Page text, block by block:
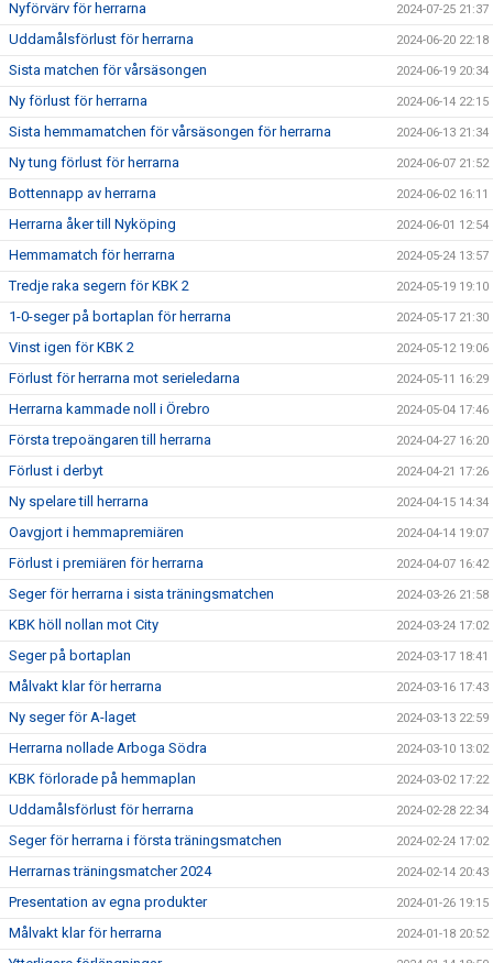
Nyförvärv för herrarna 2024-07-25 21:37
Uddamålsförlust för herrarna 2024-06-20 22:18
Sista matchen för vårsäsongen 2024-06-19 20:34
Ny förlust för herrarna 2024-06-14 22:15
Sista hemmamatchen för vårsäsongen för herrarna 2024-06-13 21:34
Ny tung förlust för herrarna 2024-06-07 21:52
Bottennapp av herrarna 2024-06-02 16:11
Herrarna åker till Nyköping 2024-06-01 12:54
Hemmamatch för herrarna 2024-05-24 13:57
Tredje raka segern för KBK 2 2024-05-19 19:10
1-0-seger på bortaplan för herrarna 2024-05-17 21:30
Vinst igen för KBK 2 2024-05-12 19:06
Förlust för herrarna mot serieledarna 2024-05-11 16:29
Herrarna kammade noll i Örebro 2024-05-04 17:46
Första trepoängaren till herrarna 2024-04-27 16:20
Förlust i derbyt 2024-04-21 17:26
Ny spelare till herrarna 2024-04-15 14:34
Oavgjort i hemmapremiären 2024-04-14 19:07
Förlust i premiären för herrarna 2024-04-07 16:42
Seger för herrarna i sista träningsmatchen 2024-03-26 21:58
KBK höll nollan mot City 2024-03-24 17:02
Seger på bortaplan 2024-03-17 18:41
Målvakt klar för herrarna 2024-03-16 17:43
Ny seger för A-laget 2024-03-13 22:59
Herrarna nollade Arboga Södra 2024-03-10 13:02
KBK förlorade på hemmaplan 2024-03-02 17:22
Uddamålsförlust för herrarna 2024-02-28 22:34
Seger för herrarna i första träningsmatchen 2024-02-24 17:02
Herrarnas träningsmatcher 2024 2024-02-14 20:43
Presentation av egna produkter 2024-01-26 19:15
Målvakt klar för herrarna 2024-01-18 20:52